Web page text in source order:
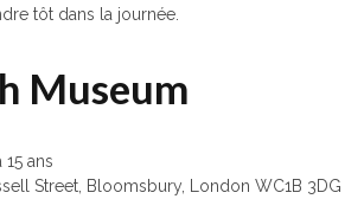
tôt dans la journée.
Museum
15 ans
Street, Bloomsbury, London WC1B 3DG